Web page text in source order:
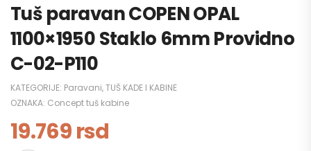
Tuš paravan COPEN OPAL
1100×1950 Staklo 6mm Providno
C-02-P110
KATEGORIJE: Paravani,TUŠ KADE I KABINE
OZNAKA: Concept tuš kabine
19.769rsd